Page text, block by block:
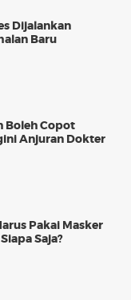
Dijalankan
Baru
Boleh Copot
Anjuran Dokter
Pakai Masker
Saja?